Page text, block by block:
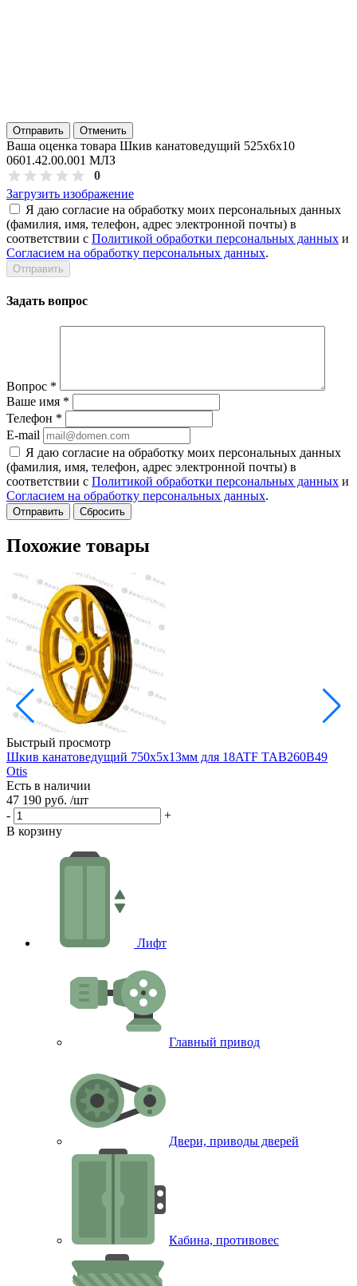
Отправить Отменить
Ваша оценка товара Шкив канатоведущий 525х6х10
0601.42.00.001 МЛЗ
0
Загрузить изображение
Я даю согласие на обработку моих персональных данных
(фамилия, имя, телефон, адрес электронной почты) в
соответствии с Политикой обработки персональных данных и
Согласием на обработку персональных данных.
Задать вопрос
Вопрос *
Ваше имя *
Телефон *
E-mail
Я даю согласие на обработку моих персональных данных
(фамилия, имя, телефон, адрес электронной почты) в
соответствии с Политикой обработки персональных данных и
Согласием на обработку персональных данных.
Сбросить
Похожие товары
Быстрый просмотр
Шкив канатоведущий 750х5х13мм для 18ATF TAB260B49
Otis
Есть в наличии
47 190 руб. /шт
-
+
В корзину
Лифт
Главный привод
Двери, приводы дверей
Кабина, противовес